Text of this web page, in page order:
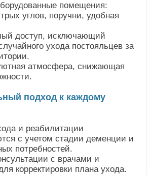
помещения:
углов, поручни, удобная
доступ, исключающий
ухода постояльцев за
атмосфера, снижающая
подход к каждому
и реабилитации
с учетом стадии деменции и
потребностей.
с врачами и
корректировки плана ухода.